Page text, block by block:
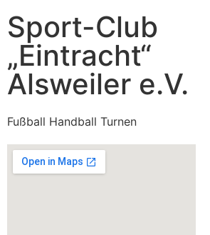
Sport-Club
„Eintracht“
Alsweiler e.V.
Fußball Handball Turnen